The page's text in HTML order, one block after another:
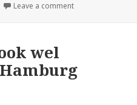
Leave a comment
wel